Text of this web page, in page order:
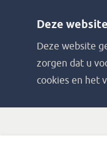
Deze
Deze website
zorgen dat u
cookies en het